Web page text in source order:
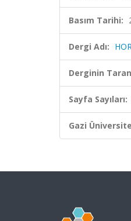
Basım Tarihi:
Dergi Adı:
Derginin
Sayfa Sayıları:
Gazi